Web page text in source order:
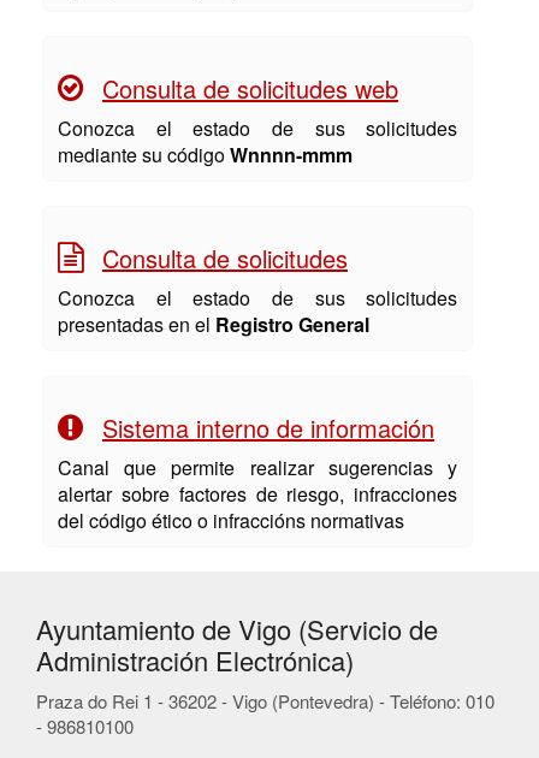
Consulta de solicitudes web
Conozca el estado de sus solicitudes
mediante su códigoWnnnn-mmm
Consulta de solicitudes
Conozca el estado de sus solicitudes
presentadas en el Registro General
Sistema interno de información
Canal que permite realizar sugerencias y
alertar sobre factores de riesgo, infracciones
del código ético o infraccións normativas
Ayuntamiento de Vigo (Servicio de
Administración Electrónica)
Praza do Rei 1 - 36202 - Vigo (Pontevedra) - Teléfono: 010
- 986810100